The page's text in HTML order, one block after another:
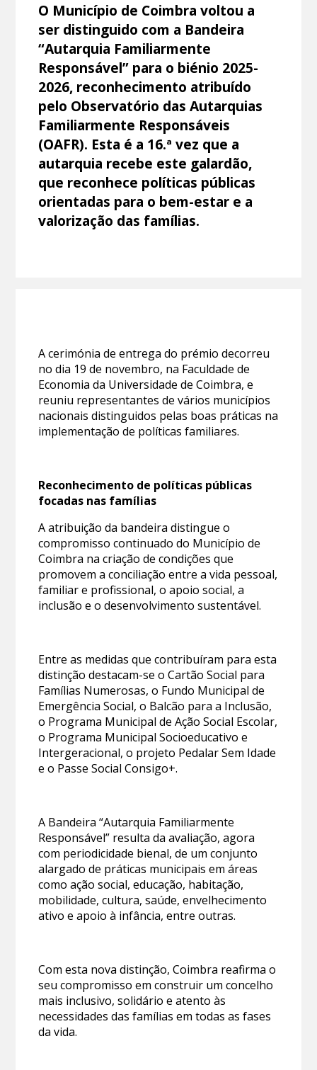
O Município de Coimbra voltou a
ser distinguido com a Bandeira
“Autarquia Familiarmente
Responsável” para o biénio 2025-
2026, reconhecimento atribuído
pelo Observatório das Autarquias
Familiarmente Responsáveis
(OAFR). Esta é a 16.ª vez que a
autarquia recebe este galardão,
que reconhece políticas públicas
orientadas para o bem-estar e a
valorização das famílias.
A cerimónia de entrega do prémio decorreu
no dia 19 de novembro, na Faculdade de
Economia da Universidade de Coimbra, e
reuniu representantes de vários municípios
nacionais distinguidos pelas boas práticas na
implementação de políticas familiares.
Reconhecimento de políticas públicas
focadas nas famílias
A atribuição da bandeira distingue o
compromisso continuado do Município de
Coimbra na criação de condições que
promovem a conciliação entre a vida pessoal,
familiar e profissional, o apoio social, a
inclusão e o desenvolvimento sustentável.
Entre as medidas que contribuíram para esta
distinção destacam-se o Cartão Social para
Famílias Numerosas, o Fundo Municipal de
Emergência Social, o Balcão para a Inclusão,
o Programa Municipal de Ação Social Escolar,
o Programa Municipal Socioeducativo e
Intergeracional, o projeto Pedalar Sem Idade
e o Passe Social Consigo+.
A Bandeira “Autarquia Familiarmente
Responsável” resulta da avaliação, agora
com periodicidade bienal, de um conjunto
alargado de práticas municipais em áreas
como ação social, educação, habitação,
mobilidade, cultura, saúde, envelhecimento
ativo e apoio à infância, entre outras.
Com esta nova distinção, Coimbra reafirma o
seu compromisso em construir um concelho
mais inclusivo, solidário e atento às
necessidades das famílias em todas as fases
da vida.